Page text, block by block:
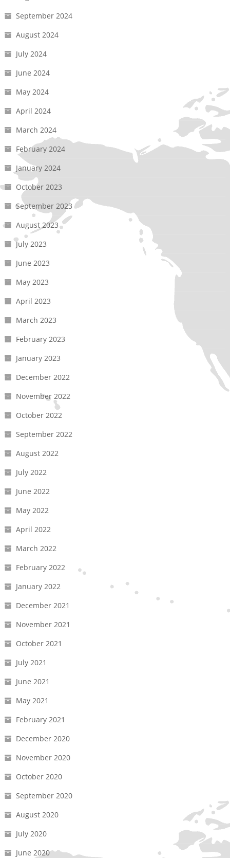
September 2024
August 2024
July 2024
June 2024
May 2024
April 2024
March 2024
February 2024
January 2024
October 2023
September 2023
August 2023
July 2023
June 2023
May 2023
April 2023
March 2023
February 2023
January 2023
December 2022
November 2022
October 2022
September 2022
August 2022
July 2022
June 2022
May 2022
April 2022
March 2022
February 2022
January 2022
December 2021
November 2021
October 2021
July 2021
June 2021
May 2021
February 2021
December 2020
November 2020
October 2020
September 2020
August 2020
July 2020
June 2020